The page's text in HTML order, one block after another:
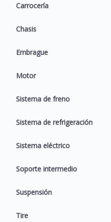
Carrocería
Chasis
Embrague
Motor
Sistema de freno
Sistema de refrigeración
Sistema eléctrico
Soporte intermedio
Suspensión
Tire